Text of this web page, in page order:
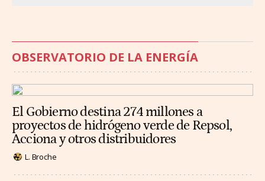
OBSERVATORIO DE LA ENERGÍA
El Gobierno destina 274 millones a
proyectos de hidrógeno verde de Repsol,
Acciona y otros distribuidores
L. Broche